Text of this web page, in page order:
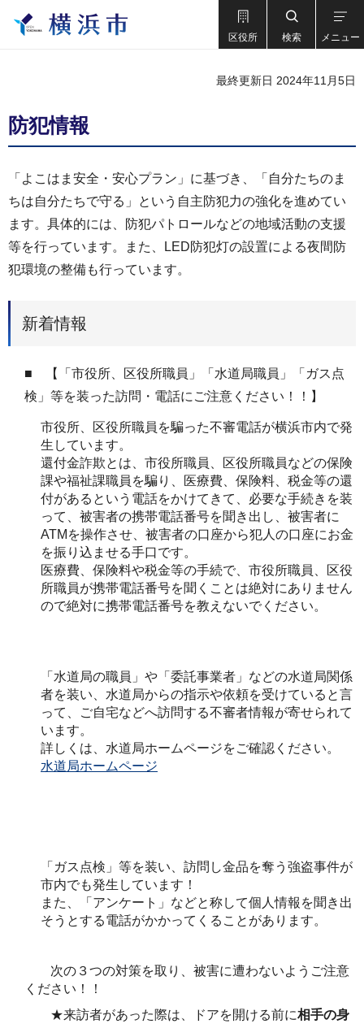
区役所 検索 メニュー
最終更新日 2024年11月5日
防犯情報
「よこはま安全・安心プラン」に基づき、「自分たちのま
ちは自分たちで守る」という自主防犯力の強化を進めてい
ます。具体的には、防犯パトロールなどの地域活動の支援
等を行っています。また、LED防犯灯の設置による夜間防
犯環境の整備も行っています。
新着情報
■ 【「市役所、区役所職員」「水道局職員」「ガス点
検」等を装った訪問・電話にご注意ください！！】
市役所、区役所職員を騙った不審電話が横浜市内で発
生しています。
還付金詐欺とは、市役所職員、区役所職員などの保険
課や福祉課職員を騙り、医療費、保険料、税金等の還
付があるという電話をかけてきて、必要な手続きを装
って、被害者の携帯電話番号を聞き出し、被害者に
ATMを操作させ、被害者の口座から犯人の口座にお金
を振り込ませる手口です。
医療費、保険料や税金等の手続で、市役所職員、区役
所職員が携帯電話番号を聞くことは絶対にありません
ので絶対に携帯電話番号を教えないでください。
「水道局の職員」や「委託事業者」などの水道局関係
者を装い、水道局からの指示や依頼を受けていると言
って、ご自宅などへ訪問する不審者情報が寄せられて
います。
詳しくは、水道局ホームページをご確認ください。
水道局ホームページ
「ガス点検」等を装い、訪問し金品を奪う強盗事件が
市内でも発生しています！
また、「アンケート」などと称して個人情報を聞き出
そうとする電話がかかってくることがあります。
次の３つの対策を取り、被害に遭わないようご注意
ください！！
★来訪者があった際は、ドアを開ける前に相手の身